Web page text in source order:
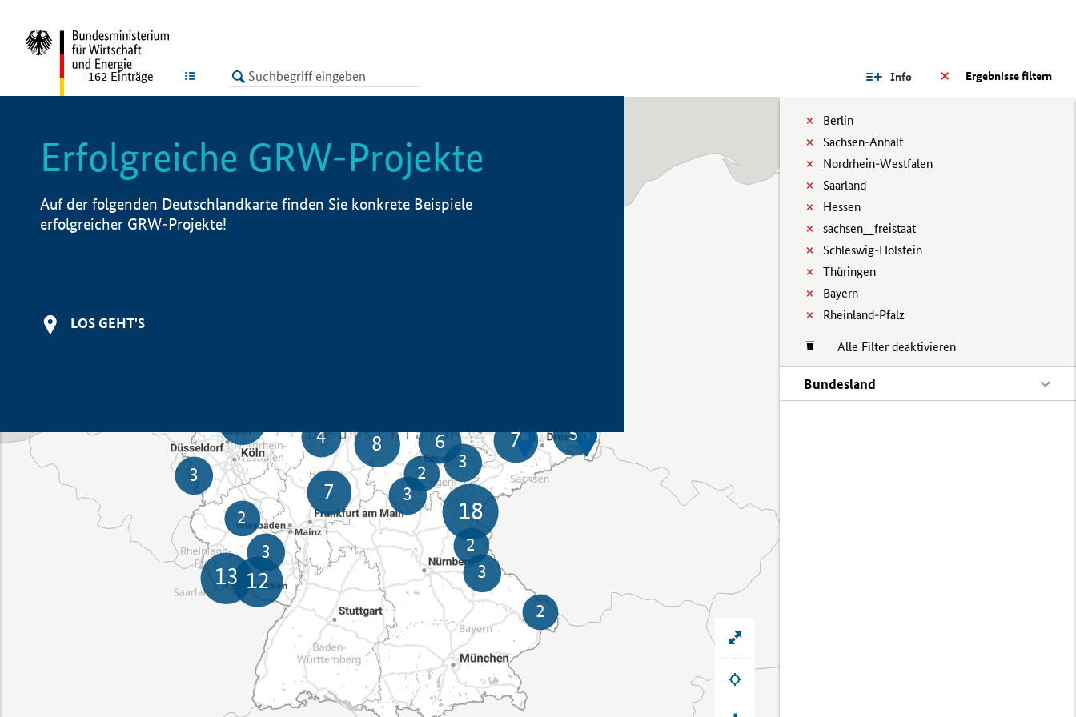
LISTE Ergebnisse filtern
Info
Berlin
Sachsen-Anhalt
Nordrhein-Westfalen
Saarland
Hessen
sachsen__freistaat
Schleswig-Holstein
Thüringen
Bayern
Rheinland-Pfalz
Alle Filter deaktivieren
Bundesland
162 Einträge
Erfolgreiche GRW-Projekte
Auf der folgenden Deutschlandkarte finden Sie konkrete Beispiele
erfolgreicher GRW-Projekte!
LOS GEHT'S